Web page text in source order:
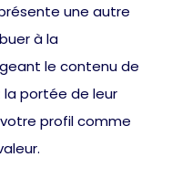
une autre
à la
le contenu de
la portée de leur
profil comme